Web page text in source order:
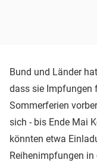
Bund und Länder
dass sie Impfungen
Sommerferien
sich - bis Ende Mai
könnten etwa
Reihenimpfungen